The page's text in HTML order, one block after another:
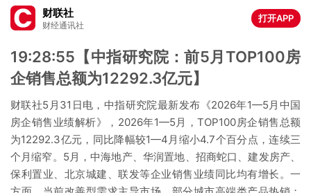
财联社
财经通讯社
打开APP
19:28:55【中指研究院：前5月TOP100房
企销售总额为12292.3亿元】
财联社5月31日电，中指研究院最新发布《2026年1—5月中国
房企销售业绩解析》，2026年1—5月，TOP100房企销售总额
为12292.3亿元，同比降幅较1—4月缩小4.7个百分点，连续三
个月缩窄。5月，中海地产、华润置地、招商蛇口、建发房产、
保利置业、北京城建、联发等企业销售业绩同比均有增长。一